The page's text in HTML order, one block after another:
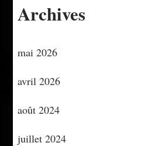
Archives
mai 2026
avril 2026
août 2024
juillet 2024